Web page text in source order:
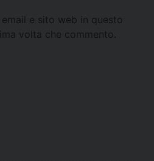
e sito web in questo
volta che commento.